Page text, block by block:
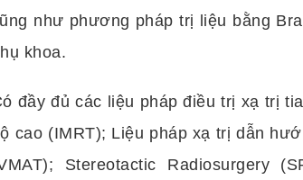
như phương pháp trị liệu bằng
khoa.
đầy đủ các liệu pháp điều trị xạ trị
cao (IMRT); Liệu pháp xạ trị dẫn
Stereotactic Radiosurgery